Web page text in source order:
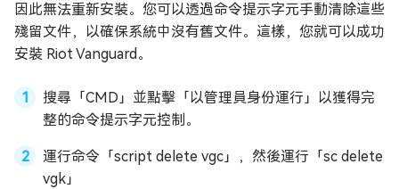
因此無法重新安裝。您可以透過命令提示字元手動清除這些
殘留文件，以確保系統中沒有舊文件。這樣，您就可以成功
安裝 Riot Vanguard。
搜尋「CMD」並點擊「以管理員身份運行」以獲得完
整的命令提示字元控制。
運行命令「script delete vgc」，然後運行「sc delete
vgk」